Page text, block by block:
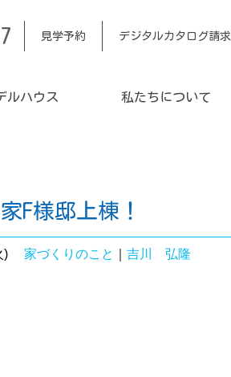
見学予約 デジタルカタログ請求
ルハウス 私たちについて
F様邸上棟！
) 家づくりのこと 吉川 弘隆